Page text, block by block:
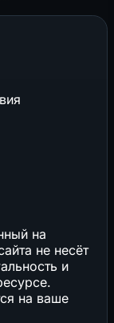
на
не несёт
и
на ваше